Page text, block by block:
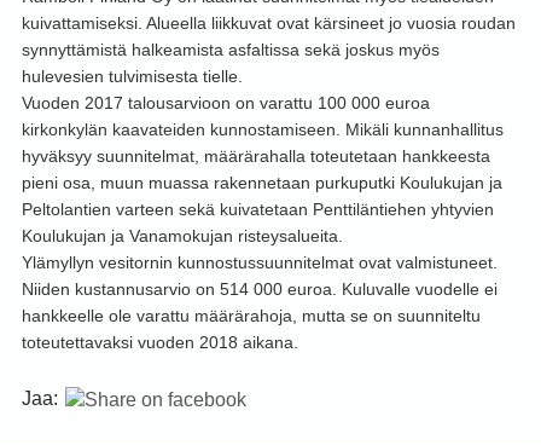
kuivattamiseksi. Alueella liikkuvat ovat kärsineet jo vuosia roudan
synnyttämistä halkeamista asfaltissa sekä joskus myös
hulevesien tulvimisesta tielle.
Vuoden 2017 talousarvioon on varattu 100 000 euroa
kirkonkylän kaavateiden kunnostamiseen. Mikäli kunnanhallitus
hyväksyy suunnitelmat, määrärahalla toteutetaan hankkeesta
pieni osa, muun muassa rakennetaan purkuputki Koulukujan ja
Peltolantien varteen sekä kuivatetaan Penttiläntiehen yhtyvien
Koulukujan ja Vanamokujan risteysalueita.
Ylämyllyn vesitornin kunnostussuunnitelmat ovat valmistuneet.
Niiden kustannusarvio on 514 000 euroa. Kuluvalle vuodelle ei
hankkeelle ole varattu määrärahoja, mutta se on suunniteltu
toteutettavaksi vuoden 2018 aikana.
Jaa: